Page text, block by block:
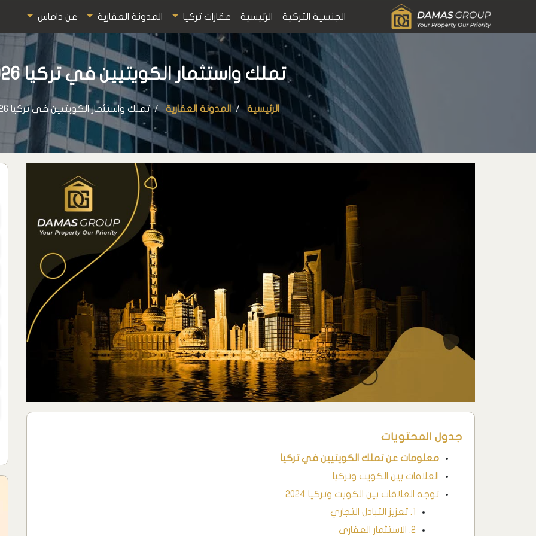
الجنسية التركية الرئيسية عقارات تركيا المدونة العقارية عن داماس
تملك واستثمار الكويتيين في تركيا 2026
الرئيسية المدونة العقارية تملك واستثمار الكويتيين في تركيا 2026
جدول المحتويات
معلومات عن تملك الكويتيين في تركيا
العلاقات بين الكويت وتركيا
توجه العلاقات بين الكويت وتركيا 2024
1. تعزيز التبادل التجاري
2. الاستثمار العقاري